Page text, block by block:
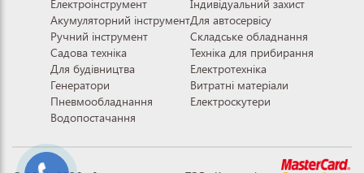
Електроінструмент
Акумуляторний інструмент
Ручний інструмент
Садова техніка
Для будівництва
Генератори
Пневмообладнання
Водопостачання
Індивідуальний захист
Для автосервісу
Складське обладнання
Техніка для прибирання
Електротехніка
Витратні матеріали
Електроскутери